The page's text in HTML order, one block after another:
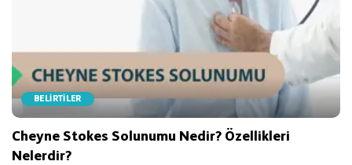
BELİRTİLER
Cheyne Stokes Solunumu Nedir? Özellikleri
Nelerdir?